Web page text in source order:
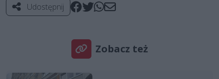
Udostępnij
Zobacz też